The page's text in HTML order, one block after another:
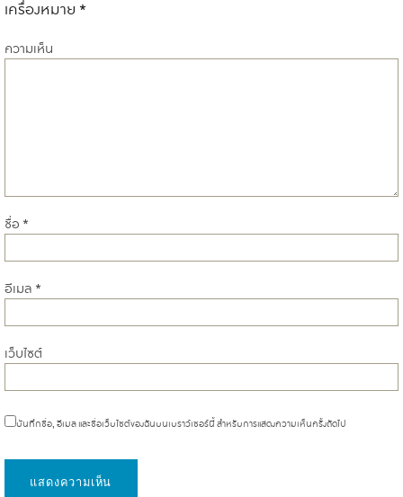
เครื่องหมาย *
ความเห็น
ชื่อ *
อีเมล *
เว็บไซต์
บันทึกชื่อ, อีเมล และชื่อเว็บไซต์ของฉันบนเบราว์เซอร์นี้ สำหรับการแสดงความเห็นครั้งถัดไป